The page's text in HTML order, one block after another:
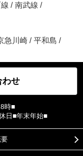
/ 南武線 /
急川崎 / 平和島 /
わせ
時■
日■年末年始■